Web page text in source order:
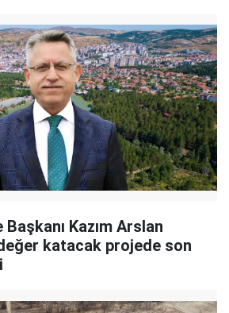
Kazım Arslan
katacak projede son